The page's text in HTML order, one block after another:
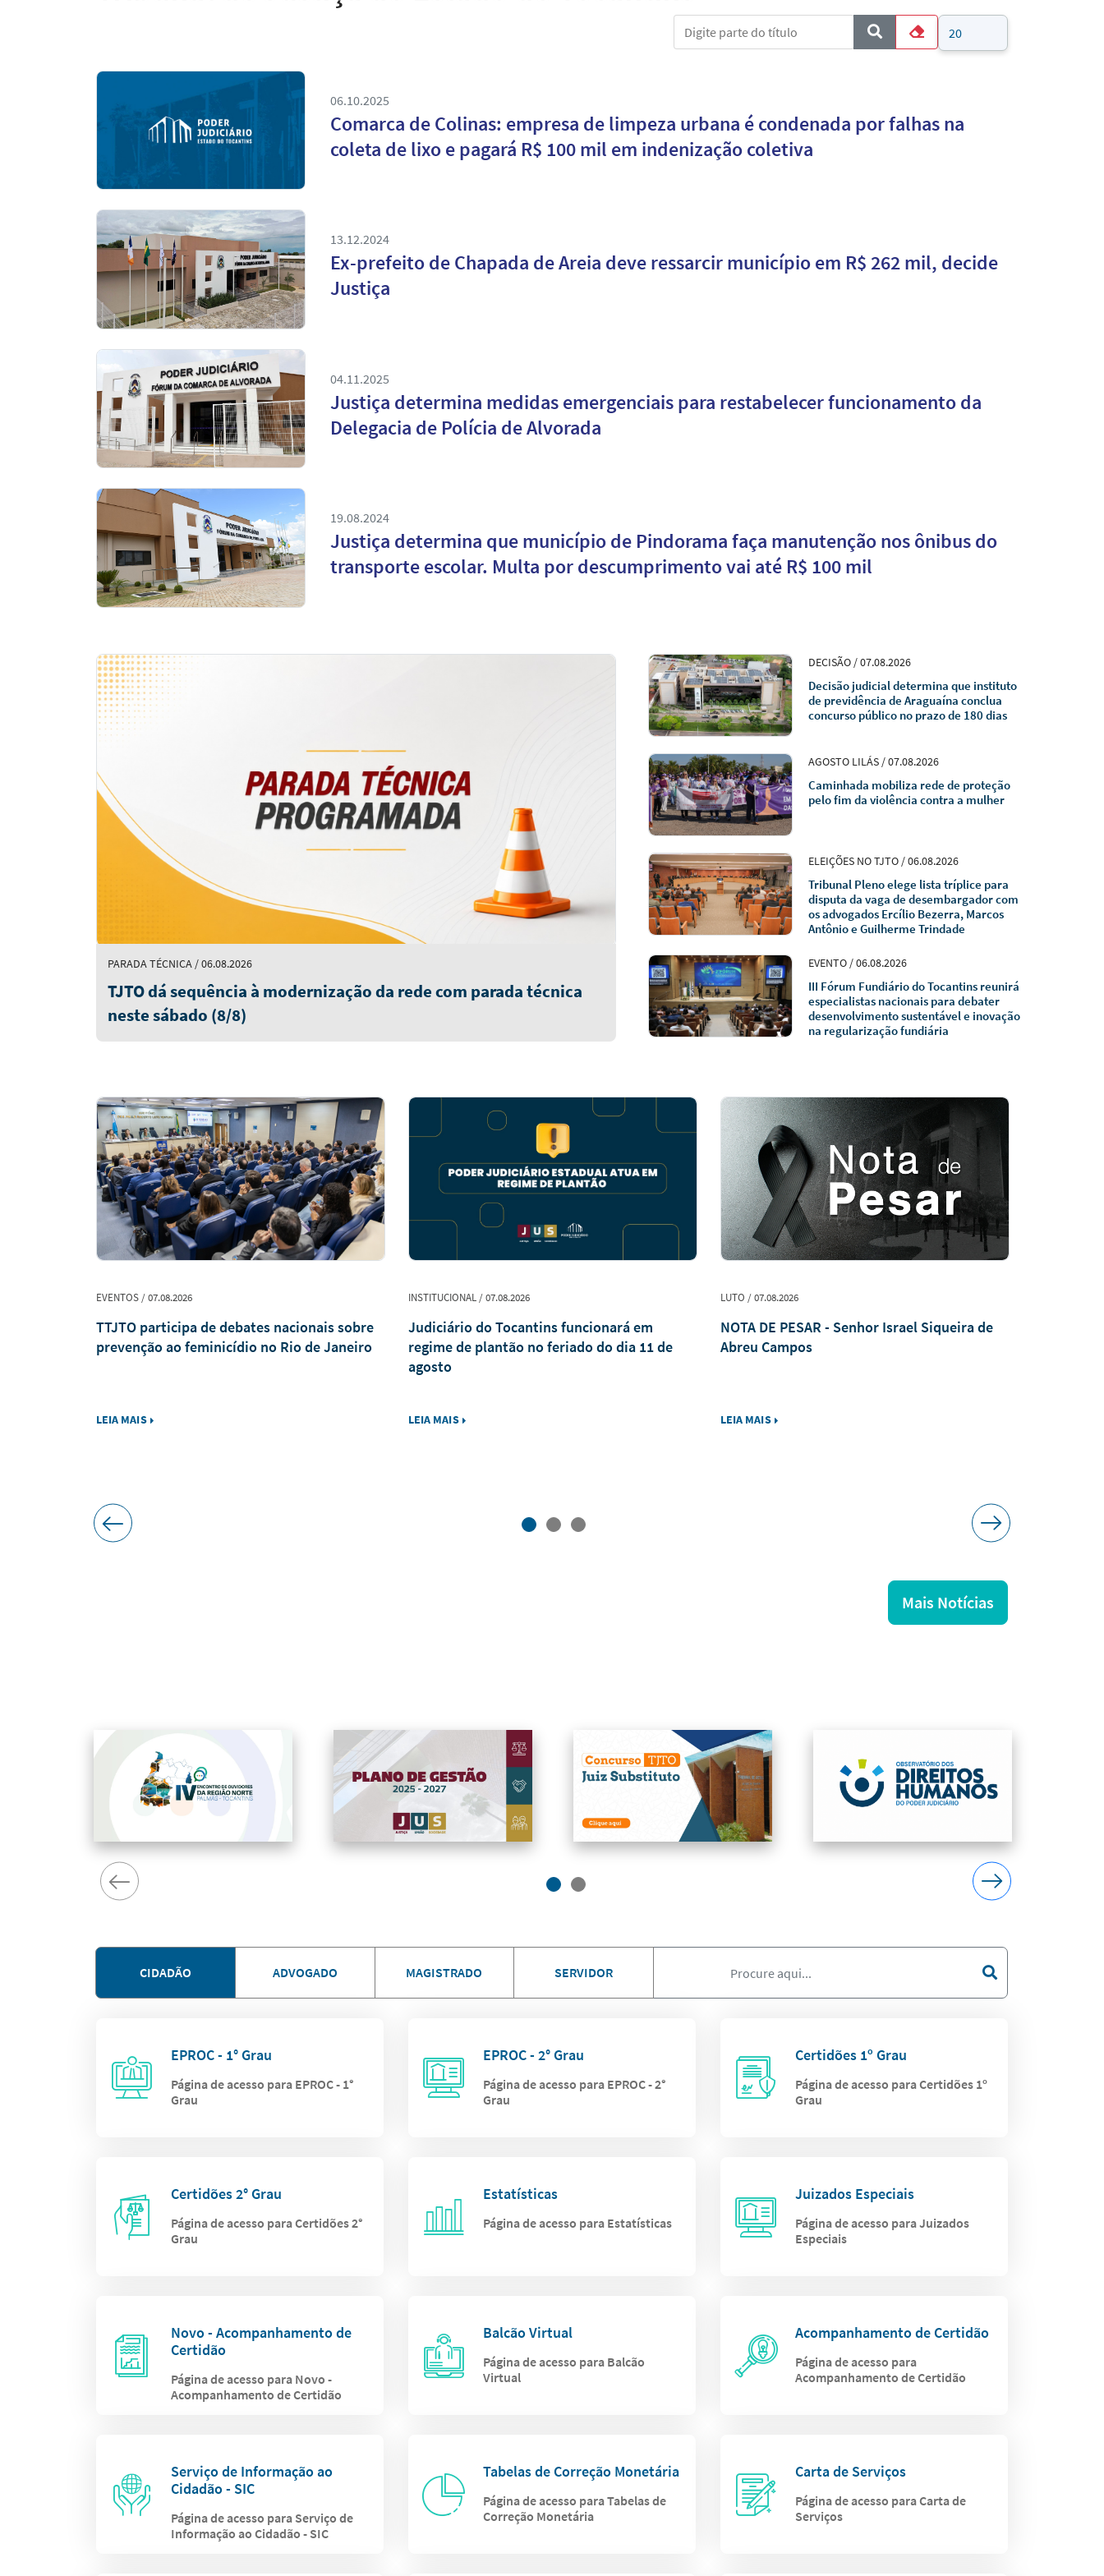
Digite parte do título
COM_CONTENT_FORM_FILTER_SUBMIT
Limpar
Mostrar #
06.10.2025
Comarca de Colinas: empresa de limpeza urbana é condenada por falhas na
coleta de lixo e pagará R$ 100 mil em indenização coletiva
13.12.2024
Ex-prefeito de Chapada de Areia deve ressarcir município em R$ 262 mil, decide
Justiça
04.11.2025
Justiça determina medidas emergenciais para restabelecer funcionamento da
Delegacia de Polícia de Alvorada
19.08.2024
Justiça determina que município de Pindorama faça manutenção nos ônibus do
transporte escolar. Multa por descumprimento vai até R$ 100 mil
Notícias
em
Destaque
PARADA TÉCNICA / 06.08.2026
TJTO dá sequência à modernização da rede com parada técnica
neste sábado (8/8)
DECISÃO / 07.08.2026
Decisão judicial determina que instituto
de previdência de Araguaína conclua
concurso público no prazo de 180 dias
AGOSTO LILÁS / 07.08.2026
Caminhada mobiliza rede de proteção
pelo fim da violência contra a mulher
ELEIÇÕES NO TJTO / 06.08.2026
Tribunal Pleno elege lista tríplice para
disputa da vaga de desembargador com
os advogados Ercílio Bezerra, Marcos
Antônio e Guilherme Trindade
EVENTO / 06.08.2026
III Fórum Fundiário do Tocantins reunirá
especialistas nacionais para debater
desenvolvimento sustentável e inovação
na regularização fundiária
EVENTOS / 07.08.2026
TTJTO participa de debates nacionais sobre
prevenção ao feminicídio no Rio de Janeiro
LEIA MAIS
INSTITUCIONAL / 07.08.2026
Judiciário do Tocantins funcionará em
regime de plantão no feriado do dia 11 de
agosto
LEIA MAIS
LUTO / 07.08.2026
NOTA DE PESAR - Senhor Israel Siqueira de
Abreu Campos
LEIA MAIS
Mais Notícias
CIDADÃO ADVOGADO MAGISTRADO SERVIDOR
EPROC - 1° Grau
Página de acesso para EPROC - 1°
Grau
EPROC - 2° Grau
Página de acesso para EPROC - 2°
Grau
Certidões 1º Grau
Página de acesso para Certidões 1º
Grau
Certidões 2° Grau
Página de acesso para Certidões 2°
Grau
Estatísticas
Página de acesso para Estatísticas
Juizados Especiais
Página de acesso para Juizados
Especiais
Novo - Acompanhamento de
Certidão
Página de acesso para Novo -
Acompanhamento de Certidão
Balcão Virtual
Página de acesso para Balcão
Virtual
Acompanhamento de Certidão
Página de acesso para
Acompanhamento de Certidão
Serviço de Informação ao
Cidadão - SIC
Página de acesso para Serviço de
Informação ao Cidadão - SIC
Tabelas de Correção Monetária
Página de acesso para Tabelas de
Correção Monetária
Carta de Serviços
Página de acesso para Carta de
Serviços